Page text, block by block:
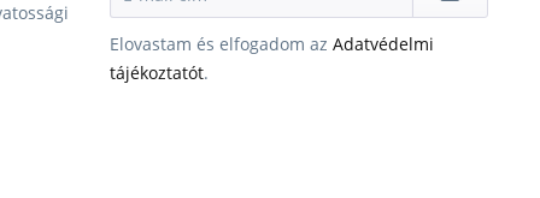
Elovastam és elfogadom az Adatvédelmi
tájékoztatót.